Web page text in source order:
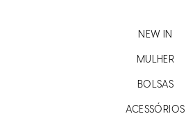
NEW IN
MULHER
BOLSAS
ACESSÓRIOS